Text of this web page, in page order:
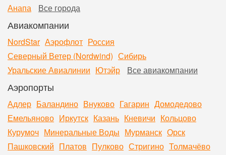
Анапа
Все города
Авиакомпании
NordStar Аэрофлот Россия
Северный Ветер (Nordwind) Сибирь
Уральские Авиалинии Ютэйр Все авиакомпании
Аэропорты
Адлер Баландино Внуково Гагарин Домодедово
Емельяново Иркутск Казань Кневичи Кольцово
Курумоч Минеральные Воды Мурманск Орск
Пашковский Платов Пулково Стригино Толмачёво